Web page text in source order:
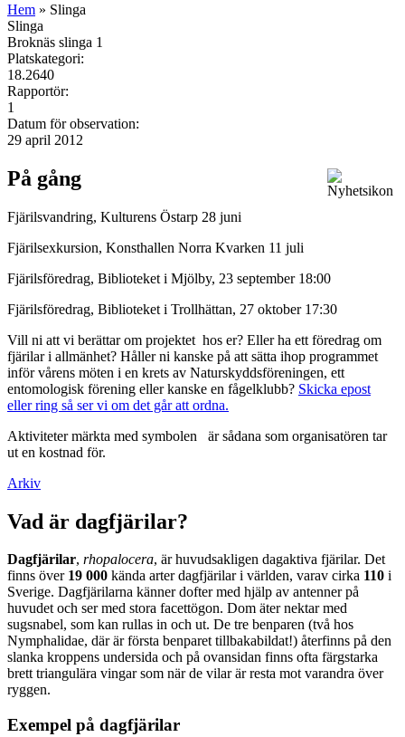
Hem » Slinga
Slinga
Broknäs slinga 1
Platskategori:
18.2640
Rapportör:
1
Datum för observation:
29 april 2012
På gång
Fjärilsvandring, Kulturens Östarp 28 juni
Fjärilsexkursion, Konsthallen Norra Kvarken 11 juli
Fjärilsföredrag, Biblioteket i Mjölby, 23 september 18:00
Fjärilsföredrag, Biblioteket i Trollhättan, 27 oktober 17:30
Vill ni att vi berättar om projektet hos er? Eller ha ett föredrag om
fjärilar i allmänhet? Håller ni kanske på att sätta ihop programmet
inför vårens möten i en krets av Naturskyddsföreningen, ett
entomologisk förening eller kanske en fågelklubb? Skicka epost
eller ring så ser vi om det går att ordna.
Aktiviteter märkta med symbolen
är sådana som organisatören tar
ut en kostnad för.
Arkiv
Vad är dagfjärilar?
Dagfjärilar, rhopalocera, är huvudsakligen dagaktiva fjärilar. Det
finns över 19 000 kända arter dagfjärilar i världen, varav cirka 110 i
Sverige. Dagfjärilarna känner dofter med hjälp av antenner på
huvudet och ser med stora facettögon. Dom äter nektar med
sugsnabel, som kan rullas in och ut. De tre benparen (två hos
Nymphalidae, där är första benparet tillbakabildat!) återfinns på den
slanka kroppens undersida och på ovansidan finns ofta färgstarka
brett triangulära vingar som när de vilar är resta mot varandra över
ryggen.
Exempel på dagfjärilar